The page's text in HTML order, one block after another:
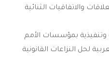
والاتفاقيات الثنائية
بمؤسسات الأمم
لحل النزاعات القانونية